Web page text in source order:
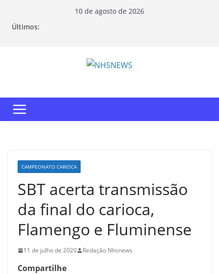
10 de agosto de 2026
Últimos:
CAMPEONATO CARIOCA
SBT acerta transmissão
da final do carioca,
Flamengo e Fluminense
11 de julho de 2020 Redação Nhsnews
Compartilhe